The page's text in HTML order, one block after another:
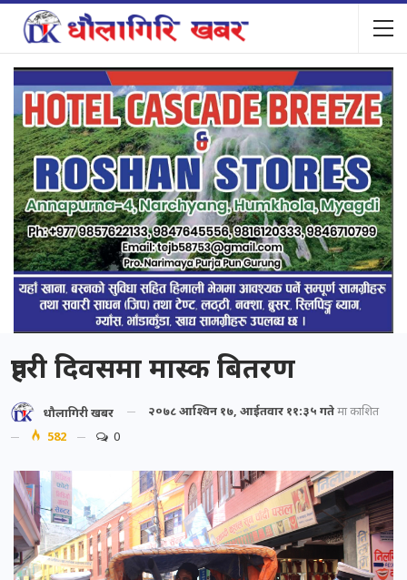
प्रहरी दिवसमा मास्क बितरण
धौलागिरी खबर २०७८ आश्विन १७, आईतवार ११:३५ गतेमा प्रकाशित
582
0